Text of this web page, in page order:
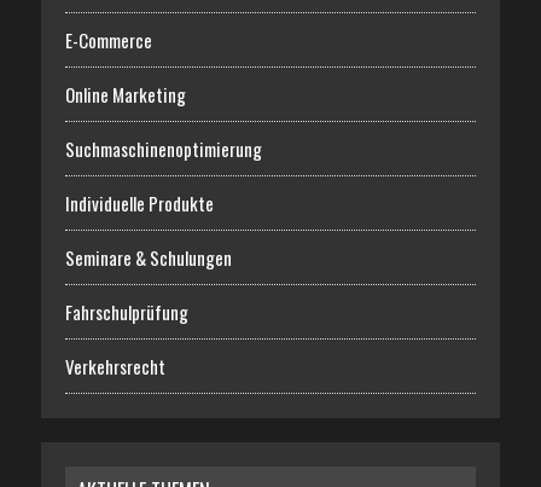
E-Commerce
Online Marketing
Suchmaschinenoptimierung
Individuelle Produkte
Seminare & Schulungen
Fahrschulprüfung
Verkehrsrecht